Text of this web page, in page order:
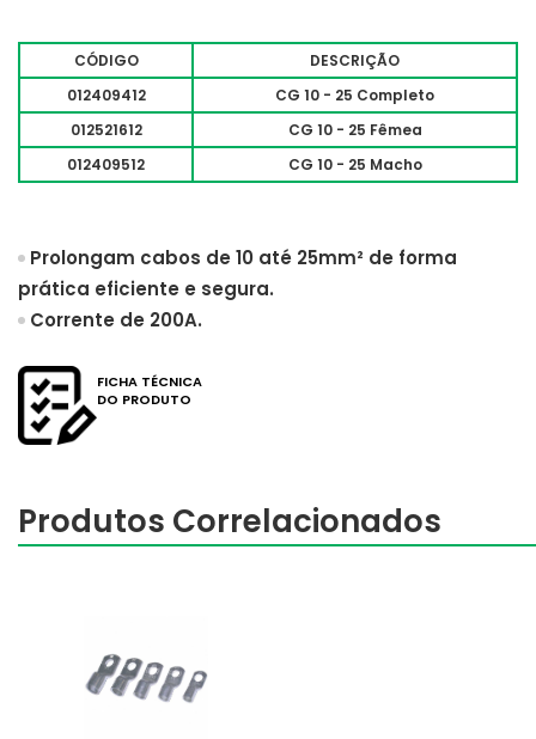
CÓDIGO
DESCRIÇÃO
012409412
CG 10 - 25 Completo
012521612
CG 10 - 25 Fêmea
012409512
CG 10 - 25 Macho
Prolongam cabos de 10 até 25mm² de forma
prática eficiente e segura.
Corrente de 200A.
FICHA TÉCNICA
DO PRODUTO
Produtos Correlacionados